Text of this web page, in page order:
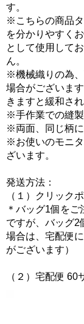
す。
※こちらの商品
を分かりやすく
として使用して
ん。
※機械織りの為
場合がございま
きますと緩和さ
※手作業での縫製
※両面、同じ柄に
※お使いのモニ
ざいます。
発送方法：
（１）クリック
＊バッグ1個を
ですが、バッグ2
場合は、宅配便
がございます）
（２）宅配便 60